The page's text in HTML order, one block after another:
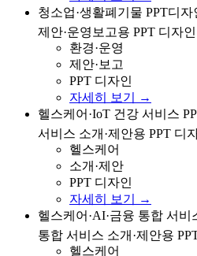
청소업/생활폐기물 관련 제
사례
청소업·생활폐기물 PPT디자
제안·운영보고용 PPT 디자인
환경·운영
제안·보고
PPT 디자인
자세히 보기 →
건강·당뇨·IoT 헬스케어 서
사례
헬스케어·IoT 건강 서비스
서비스 소개·제안용 PPT 디
헬스케어
소개·제안
PPT 디자인
자세히 보기 →
헬스케어·AI·금융 통합 서비
인 사례
헬스케어·AI·금융 통합 서비
통합 서비스 소개·제안용
헬스케어